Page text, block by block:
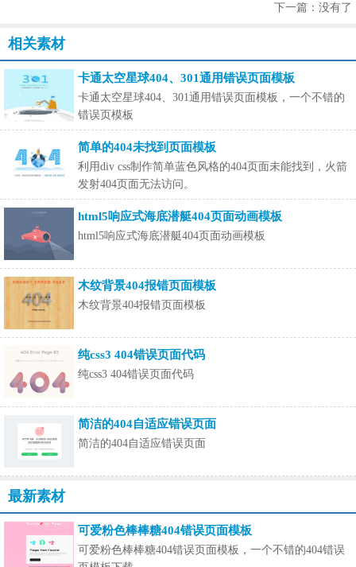
下一篇：没有了
相关素材
卡通太空星球404、301通用错误页面模板
卡通太空星球404、301通用错误页面模板，一个不错的
错误页模板
简单的404未找到页面模板
利用div css制作简单蓝色风格的404页面未能找到，火箭
发射404页面无法访问。
html5响应式海底潜艇404页面动画模板
html5响应式海底潜艇404页面动画模板
木纹背景404报错页面模板
木纹背景404报错页面模板
纯css3 404错误页面代码
纯css3 404错误页面代码
简洁的404自适应错误页面
简洁的404自适应错误页面
最新素材
可爱粉色棒棒糖404错误页面模板
可爱粉色棒棒糖404错误页面模板，一个不错的404错误